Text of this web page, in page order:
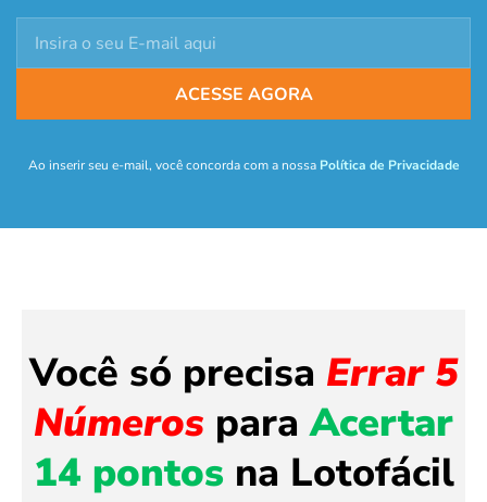
ACESSE AGORA
Ao inserir seu e-mail, você concorda com a nossa Política de Privacidade
Você só precisa Errar 5
Números paraAcertar
14 pontos na Lotofácil